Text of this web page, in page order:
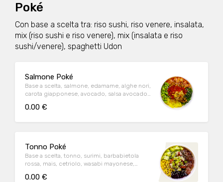
Poké
Con base a scelta tra: riso sushi, riso venere, insalata,
mix (riso sushi e riso venere), mix (insalata e riso
sushi/venere), spaghetti Udon
Salmone Poké
Base a scelta, salmone, edamame, alghe nori,
carota giapponese, avocado, salsa avocado,
0.00 €
Tonno Poké
Base a scelta, tonno, surimi, barbabietola
rossa, mais, cetriolo, wasabi mayonese,
0.00 €